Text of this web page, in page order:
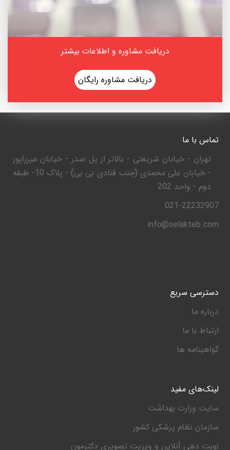
دریافت مشاوره و اطلاعات بیشتر
دریافت مشاوره رایگان
تماس با ما
تهران - خیابان شریعتی - بالاتر از پل صدر - خیابان میرزاپور
- خیابان علی محمدی (جنب قنادی بی بی) - پلاک 10- طبقه
دوم - واحد 202
021-22232907
info@selakteb.com
دسترسی سریع
درباره ما
ارتباط با ما
گواهینامه ها
لینک‌های مفید
سایت وزارت بهداشت
سازمان نظام پزشکی کشور
نوبت دهی آنلاین و ویزیت تصویری دکترمون